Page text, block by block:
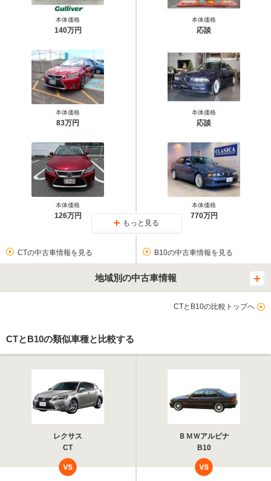
本体価格
140万円
本体価格
83万円
本体価格
126万円
本体価格
応談
本体価格
応談
本体価格
770万円
もっと見る
CTの中古車情報を見る B10の中古車情報を見る
地域別の中古車情報
CTとB10の比較トップへ
CTとB10の類似車種と比較する
レクサス
CT
ＢＭＷアルピナ
B10